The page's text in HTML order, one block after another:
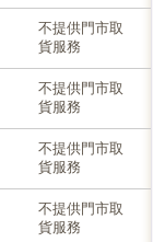
不提供門市取
貨服務
不提供門市取
貨服務
不提供門市取
貨服務
不提供門市取
貨服務